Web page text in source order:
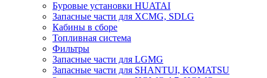
Буровые установки HUATAI
Запасные части для XCMG, SDLG
Кабины в сборе
Топливная система
Фильтры
Запасные части для LGMG
Запасные части для SHANTUI, KOMATSU